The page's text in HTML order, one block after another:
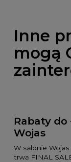
Inne
mogą
Rabaty do
Wojas
W salonie
trwa FINAL